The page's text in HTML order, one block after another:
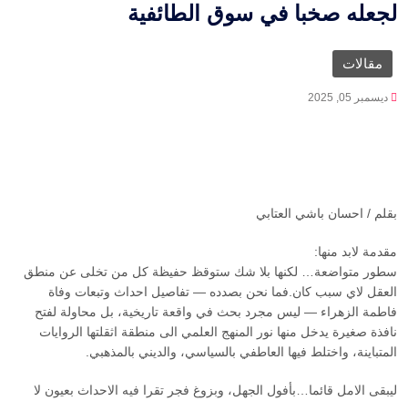
لجعله صخبا في سوق الطائفية
مقالات
ديسمبر 05, 2025
بقلم / احسان باشي العتابي
مقدمة لابد منها:
سطور متواضعة… لكنها بلا شك ستوقظ حفيظة كل من تخلى عن منطق
العقل لاي سبب كان.فما نحن بصدده — تفاصيل احداث وتبعات وفاة
فاطمة الزهراء — ليس مجرد بحث في واقعة تاريخية، بل محاولة لفتح
نافذة صغيرة يدخل منها نور المنهج العلمي الى منطقة اثقلتها الروايات
المتباينة، واختلط فيها العاطفي بالسياسي، والديني بالمذهبي.
ليبقى الامل قائما…بأفول الجهل، وبزوغ فجر تقرا فيه الاحداث بعيون لا